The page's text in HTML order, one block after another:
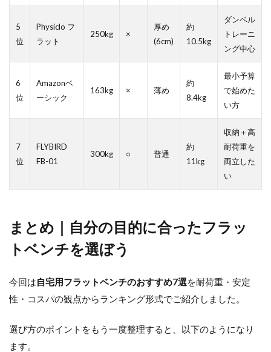
5
位
Physiclo フ
ラット
250kg ×
厚め
(6cm)
約
10.5kg
ダンベル
トレーニ
ング中心
6
位
Amazonベ
ーシック
163kg × 薄め
約
8.4kg
最小予算
で始めた
い方
7
位
FLYBIRD
FB-01
300kg ○ 普通
約
11kg
収納＋高
耐荷重を
両立した
い
まとめ｜自分の目的に合ったフラッ
トベンチを選ぼう
今回は自宅用フラットベンチのおすすめ7選を耐荷重・安定
性・コスパの観点からランキング形式でご紹介しました。
選び方のポイントをもう一度整理すると、以下のようになり
ます。